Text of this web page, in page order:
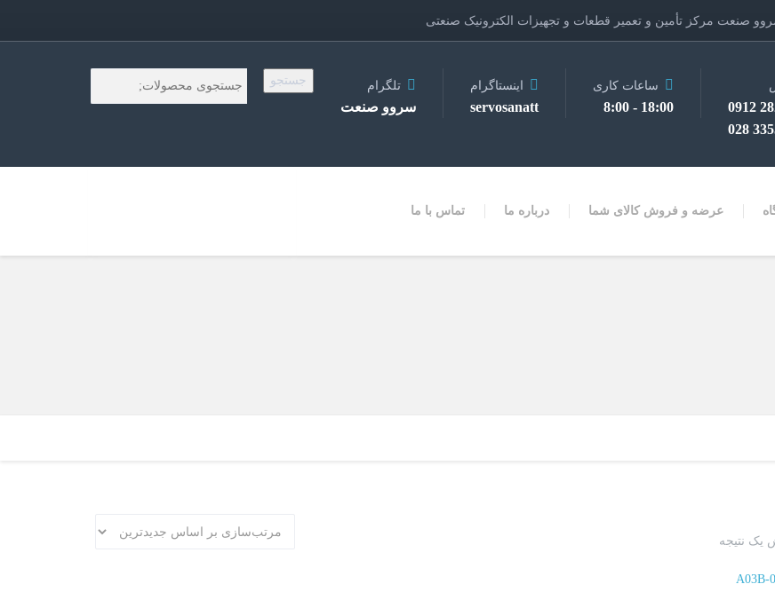
صنعت مرکز تأمین و تعمیر قطعات و تجهیزات الکترونیک صنعتی
عرضه و فروش کالای شما درباره ما تماس با ما
ساعات کاری
18:00 - 8:00
اینستاگرام
servosanatt
تلگرام
سروو صنعت
جستجو
یک نتیجه